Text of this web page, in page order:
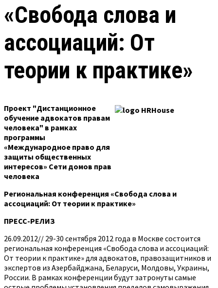
«Свобода слова и
ассоциаций: От
теории к практике»
Проект "Дистанционное
обучение адвокатов правам
человека" в рамках
программы
«Международное право для
защиты общественных
интересов» Сети домов прав
человека
Региональная конференция «Свобода слова и
ассоциаций: От теории к практике»
ПРЕСС-РЕЛИЗ
26.09.2012// 29-30 сентября 2012 года в Москве состоится
региональная конференция «Свобода слова и ассоциаций:
От теории к практике» для адвокатов, правозащитников и
экспертов из Азербайджана, Беларуси, Молдовы, Украины,
России. В рамках конференции будут затронуты самые